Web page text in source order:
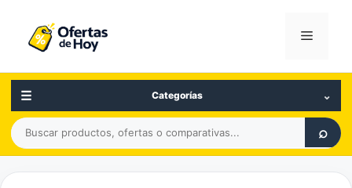
contenido
Menú
☰ Categorías ⌄
Buscar
productos,
⌕